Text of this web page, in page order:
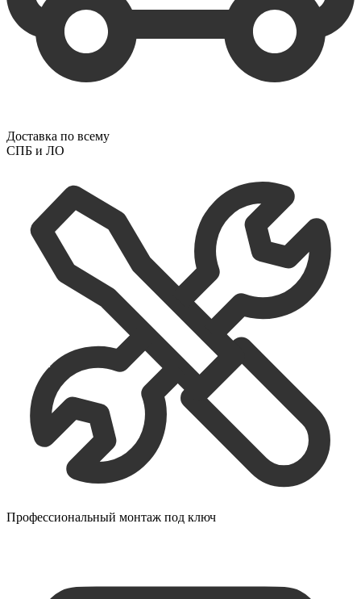
Доставка по всему
СПБ и ЛО
Профессиональный монтаж под ключ